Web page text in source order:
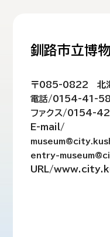
釧路市立博
〒085-0822 北
電話/0154-41-
ファクス/0154-
E-mail/
entry-
URL/